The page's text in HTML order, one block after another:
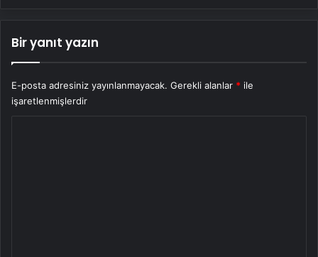
Bir yanıt yazın
E-posta adresiniz yayınlanmayacak. Gerekli alanlar * ile
işaretlenmişlerdir